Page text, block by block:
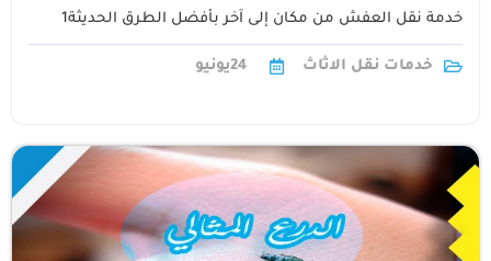
خدمة نقل العفش من مكان إلى آخر بأفضل الطرق الحديثة1
خدمات نقل الاثاث 24يونيو